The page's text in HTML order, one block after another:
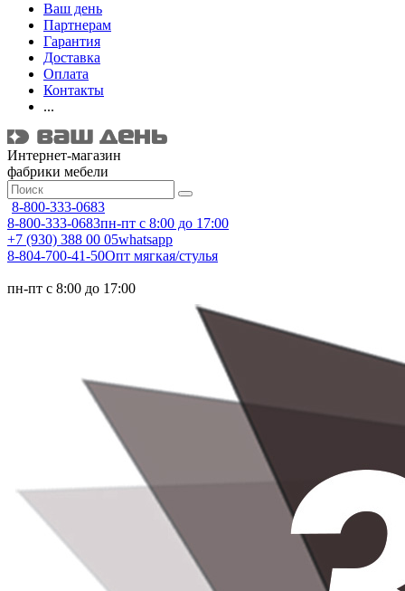
Ваш день
Партнерам
Гарантия
Доставка
Оплата
Контакты
...
Интернет-магазин
фабрики мебели
8-800-333-0683
8-800-333-0683пн-пт с 8:00 до 17:00
+7 (930) 388 00 05whatsapp
8-804-700-41-50Опт мягкая/стулья
пн-пт с 8:00 до 17:00